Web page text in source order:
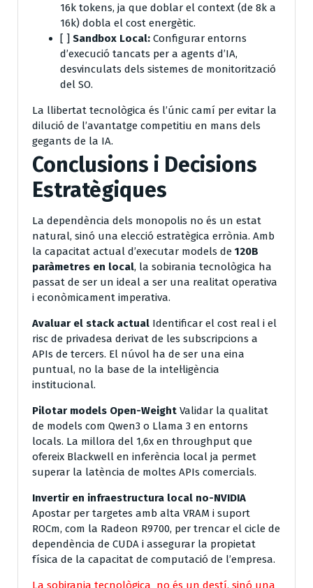
16k tokens, ja que doblar el context (de 8k a
16k) dobla el cost energètic.
[ ] Sandbox Local: Configurar entorns
d’execució tancats per a agents d’IA,
desvinculats dels sistemes de monitorització
del SO.
La llibertat tecnològica és l’únic camí per evitar la
dilució de l’avantatge competitiu en mans dels
gegants de la IA.
Conclusions i Decisions
Estratègiques
La dependència dels monopolis no és un estat
natural, sinó una elecció estratègica errònia. Amb
la capacitat actual d’executar models de 120B
paràmetres en local, la sobirania tecnològica ha
passat de ser un ideal a ser una realitat operativa
i econòmicament imperativa.
Avaluar el stack actual Identificar el cost real i el
risc de privadesa derivat de les subscripcions a
APIs de tercers. El núvol ha de ser una eina
puntual, no la base de la intel·ligència
institucional.
Pilotar models Open-Weight Validar la qualitat
de models com Qwen3 o Llama 3 en entorns
locals. La millora del 1,6x en throughput que
ofereix Blackwell en inferència local ja permet
superar la latència de moltes APIs comercials.
Invertir en infraestructura local no-NVIDIA
Apostar per targetes amb alta VRAM i suport
ROCm, com la Radeon R9700, per trencar el cicle de
dependència de CUDA i assegurar la propietat
física de la capacitat de computació de l’empresa.
La sobirania tecnològica no és un destí, sinó una